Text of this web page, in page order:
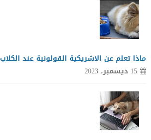
ماذا تعلم عن الاشريكية القولونية عند الكلاب
15 ديسمبر، 2023